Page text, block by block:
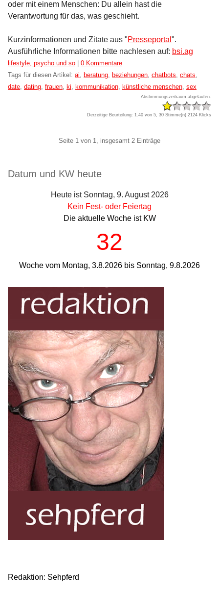
oder mit einem Menschen: Du allein hast die
Verantwortung für das, was geschieht.
Kurzinformationen und Zitate aus "Presseportal ".
Ausführliche Informationen bitte nachlesen auf: bsi.ag
Kategorien:
lifestyle, psycho und so
0 Kommentare
Tags für diesen Artikel: ai, beratung, beziehungen, chatbots, chats,
date, dating, frauen, ki, kommunikation, künstliche menschen, sex
Abstimmungszeitraum abgelaufen.
Derzeitige Beurteilung: 1.40 von 5, 30 Stimme(n) 2124 Klicks
Seite 1 von 1, insgesamt 2 Einträge
Seitenleiste
Datum und KW heute
Heute ist Sonntag, 9. August 2026
Kein Fest- oder Feiertag
Die aktuelle Woche ist KW
32
Woche vom Montag, 3.8.2026 bis Sonntag, 9.8.2026
Redaktion: Sehpferd